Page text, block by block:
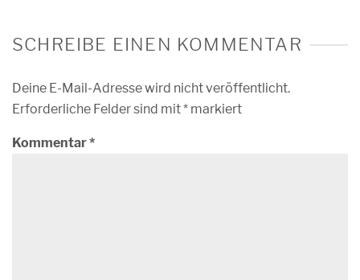
SCHREIBE EINEN KOMMENTAR
Deine E-Mail-Adresse wird nicht veröffentlicht.
Erforderliche Felder sind mit* markiert
Kommentar*